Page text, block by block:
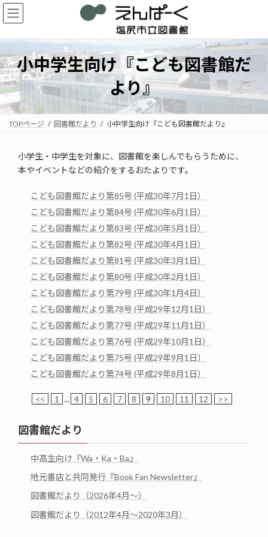
コ
ン
ン
ツ
へ
ス
キ
ッ
プ
ナ
ビ
ー
シ
ョ
ン
に
移
動
小中学生向け『こども図書館だ
より』
TOPページ 図書館だより 小中学生向け『こども図書館だより』
小学生・中学生を対象に、図書館を楽しんでもらうために、
本やイベントなどの紹介をするおたよりです。
こども図書館だより第85号 (平成30年7月1日）
こども図書館だより第84号 (平成30年6月1日）
こども図書館だより第83号 (平成30年5月1日）
こども図書館だより第82号 (平成30年4月1日）
こども図書館だより第81号 (平成30年3月1日）
こども図書館だより第80号 (平成30年2月1日）
こども図書館だより第79号 (平成30年1月4日）
こども図書館だより第78号 (平成29年12月1日）
こども図書館だより第77号 (平成29年11月1日）
こども図書館だより第76号 (平成29年10月1日）
こども図書館だより第75号 (平成29年9月1日）
こども図書館だより第74号 (平成29年8月1日）
<< 1 ... 4 5 6 7 8 9 10 11 12 >>
図書館だより
中高生向け『Wa・Ka・Ba』
地元書店と共同発行『Book Fan Newsletter』
図書館だより（2026年4月～）
図書館だより（2012年4月～2020年3月）